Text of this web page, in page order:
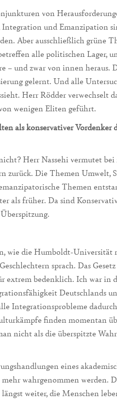
von
und Emanzipation
Aber ausschließlich grüne
alle politischen Lager,
– und zwar von innen
gelernt. Und alle
Herr Rödder verwechselt
wenigen Eliten geführt.
als konservativer
Herr Nassehi vermutet
zurück. Die Themen
Themen
als früher. Da sind
wie die Humboldt-
sprach. Das
extrem bedenklich. Ich war in
Deutschlands
Integrationsprobleme
finden momentan
nicht als die überspitzte
eines
wahrgenommen werden.
weiter, die Menschen